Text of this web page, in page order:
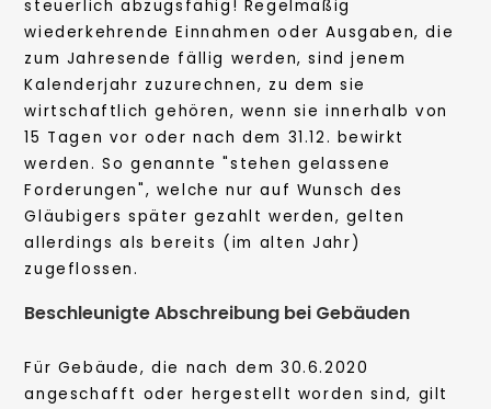
steuerlich abzugsfähig! Regelmäßig
wiederkehrende Einnahmen oder Ausgaben, die
zum Jahresende fällig werden, sind jenem
Kalenderjahr zuzurechnen, zu dem sie
wirtschaftlich gehören, wenn sie innerhalb von
15 Tagen vor oder nach dem 31.12. bewirkt
werden. So genannte "stehen gelassene
Forderungen", welche nur auf Wunsch des
Gläubigers später gezahlt werden, gelten
allerdings als bereits (im alten Jahr)
zugeflossen.
Beschleunigte Abschreibung bei Gebäuden
Für Gebäude, die nach dem 30.6.2020
angeschafft oder hergestellt worden sind, gilt